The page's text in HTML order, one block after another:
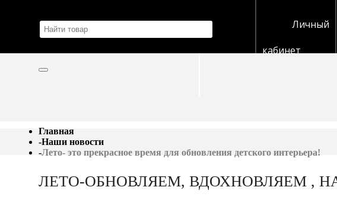
Личный
кабинет
Главная
-Наши новости
-Лето- это прекрасное время для обновления детского интерьера!
ЛЕТО-ОБНОВЛЯЕМ, ВДОХНОВЛЯЕМ ,